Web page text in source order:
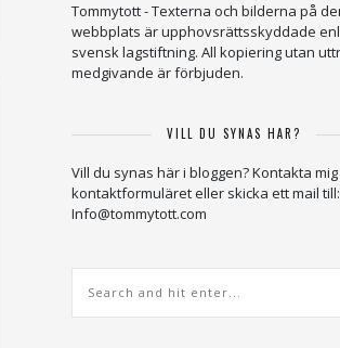
Tommytott - Texterna och bilderna på
webbplats är upphovsrättsskyddade
svensk lagstiftning. All kopiering utan
medgivande är förbjuden.
VILL DU SYNAS HÄR?
Vill du synas här i bloggen? Kontakta
kontaktformuläret eller skicka ett mail till:
Info@tommytott.com